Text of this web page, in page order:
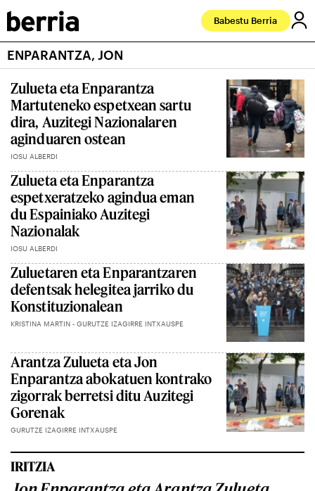
Babestu Berria
ENPARANTZA, JON
Zulueta eta Enparantza
Martuteneko espetxean sartu
dira, Auzitegi Nazionalaren
aginduaren ostean
IOSU ALBERDI
Zulueta eta Enparantza
espetxeratzeko agindua eman
du Espainiako Auzitegi
Nazionalak
IOSU ALBERDI
Zuluetaren eta Enparantzaren
defentsak helegitea jarriko du
Konstituzionalean
KRISTINA MARTIN - GURUTZE IZAGIRRE INTXAUSPE
Arantza Zulueta eta Jon
Enparantza abokatuen kontrako
zigorrak berretsi ditu Auzitegi
Gorenak
GURUTZE IZAGIRRE INTXAUSPE
IRITZIA